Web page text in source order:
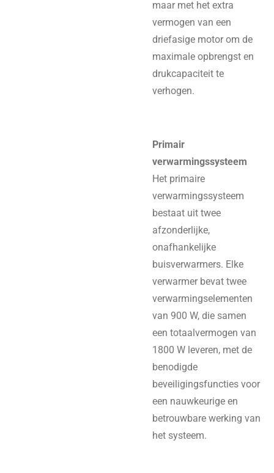
maar met het extra
vermogen van een
driefasige motor om de
maximale opbrengst en
drukcapaciteit te
verhogen.
Primair
verwarmingssysteem
Het primaire
verwarmingssysteem
bestaat uit twee
afzonderlijke,
onafhankelijke
buisverwarmers. Elke
verwarmer bevat twee
verwarmingselementen
van 900 W, die samen
een totaalvermogen van
1800 W leveren, met de
benodigde
beveiligingsfuncties voor
een nauwkeurige en
betrouwbare werking van
het systeem.